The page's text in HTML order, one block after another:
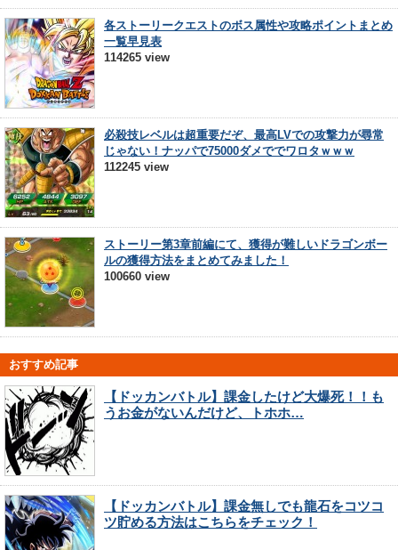
各ストーリークエストのボス属性や攻略ポイントまとめ
一覧早見表
114265 view
必殺技レベルは超重要だぞ、最高LVでの攻撃力が尋常
じゃない！ナッパで75000ダメででワロタｗｗｗ
112245 view
ストーリー第3章前編にて、獲得が難しいドラゴンボー
ルの獲得方法をまとめてみました！
100660 view
おすすめ記事
【ドッカンバトル】課金したけど大爆死！！も
うお金がないんだけど、トホホ…
【ドッカンバトル】課金無しでも龍石をコツコ
ツ貯める方法はこちらをチェック！